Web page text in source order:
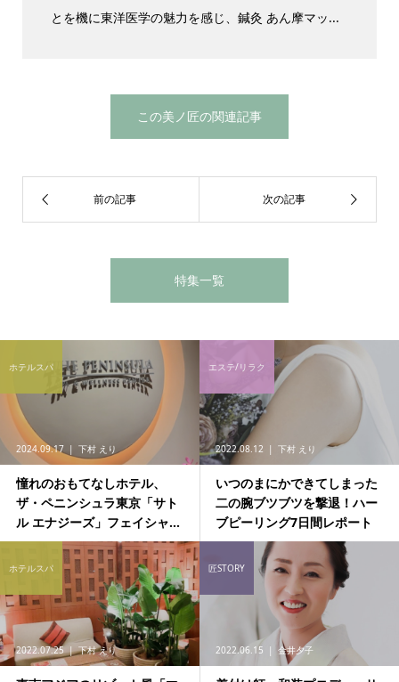
とを機に東洋医学の魅力を感じ、鍼灸 あん摩マッ...
この美ノ匠の関連記事
特集一覧
2024.09.17 下村 えり
憧れのおもてなしホテル、
ザ・ペニンシュラ東京「サト
ル エナジーズ」フェイシャ...
ホテルスパ
2022.08.12 下村 えり
いつのまにかできてしまった
二の腕ブツブツを撃退！ハー
ブピーリング7日間レポート
エステ/リラク
2022.07.25 下村 えり
ホテルスパ
2022.06.15 金井夕子
匠STORY